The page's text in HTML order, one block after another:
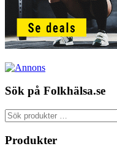
Sök på Folkhälsa.se
Sök
efter:
Produkter